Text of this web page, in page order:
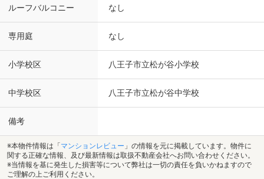
ルーフバルコニー なし
専用庭 なし
小学校区 八王子市立松が谷小学校
中学校区 八王子市立松が谷中学校
備考
※本物件情報は「 マンションレビュー 」の情報を元に掲載しています。物件に
関する正確な情報、及び最新情報は取扱不動産会社へお問い合わせください。
※当情報を基に発生した損害等について弊社は一切の責任を負いかねますので
ご理解の上ご利用ください。